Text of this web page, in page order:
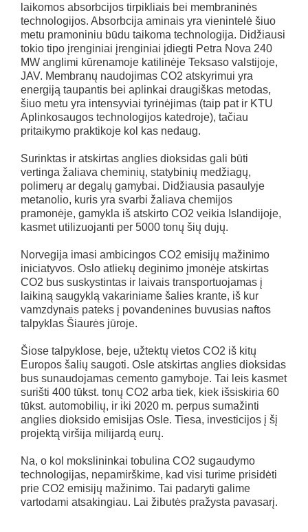
laikomos absorbcijos tirpikliais bei membraninės
technologijos. Absorbcija aminais yra vienintelė šiuo
metu pramoniniu būdu taikoma technologija. Didžiausi
tokio tipo įrenginiai įrenginiai įdiegti Petra Nova 240
MW anglimi kūrenamoje katilinėje Teksaso valstijoje,
JAV. Membranų naudojimas CO2 atskyrimui yra
energiją taupantis bei aplinkai draugiškas metodas,
šiuo metu yra intensyviai tyrinėjimas (taip pat ir KTU
Aplinkosaugos technologijos katedroje), tačiau
pritaikymo praktikoje kol kas nedaug.
Surinktas ir atskirtas anglies dioksidas gali būti
vertinga žaliava cheminių, statybinių medžiagų,
polimerų ar degalų gamybai. Didžiausia pasaulyje
metanolio, kuris yra svarbi žaliava chemijos
pramonėje, gamykla iš atskirto CO2 veikia Islandijoje,
kasmet utilizuojanti per 5000 tonų šių dujų.
Norvegija imasi ambicingos CO2 emisijų mažinimo
iniciatyvos. Oslo atliekų deginimo įmonėje atskirtas
CO2 bus suskystintas ir laivais transportuojamas į
laikiną saugyklą vakariniame šalies krante, iš kur
vamzdynais pateks į povandenines buvusias naftos
talpyklas Šiaurės jūroje.
Šiose talpyklose, beje, užtektų vietos CO2 iš kitų
Europos šalių saugoti. Osle atskirtas anglies dioksidas
bus sunaudojamas cemento gamyboje. Tai leis kasmet
surišti 400 tūkst. tonų CO2 arba tiek, kiek išsiskiria 60
tūkst. automobilių, ir iki 2020 m. perpus sumažinti
anglies dioksido emisijas Osle. Tiesa, investicijos į šį
projektą viršija milijardą eurų.
Na, o kol mokslininkai tobulina CO2 sugaudymo
technologijas, nepamirškime, kad visi turime prisidėti
prie CO2 emisijų mažinimo. Tai padaryti galime
vartodami atsakingiau. Lai žibutės pražysta pavasarį.